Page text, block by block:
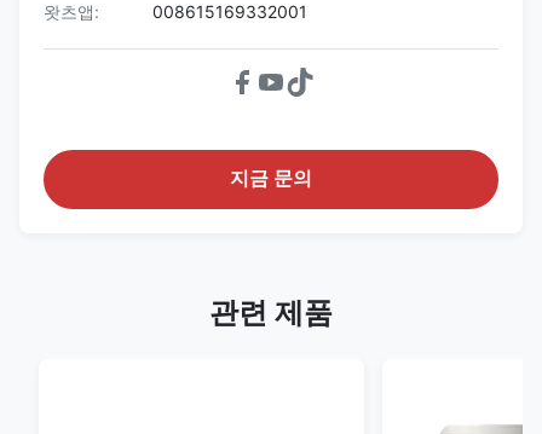
왓츠앱:
008615169332001
지금 문의
관련 제품